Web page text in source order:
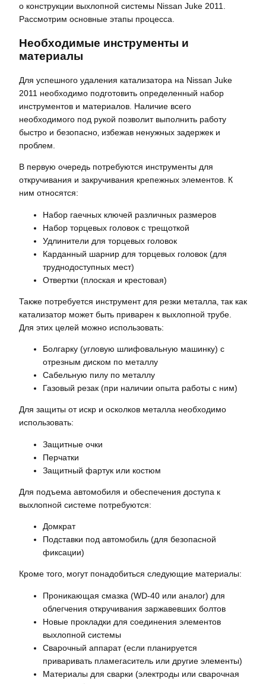
о конструкции выхлопной системы Nissan Juke 2011.
Рассмотрим основные этапы процесса.
Необходимые инструменты и
материалы
Для успешного удаления катализатора на Nissan Juke
2011 необходимо подготовить определенный набор
инструментов и материалов. Наличие всего
необходимого под рукой позволит выполнить работу
быстро и безопасно‚ избежав ненужных задержек и
проблем.
В первую очередь потребуются инструменты для
откручивания и закручивания крепежных элементов. К
ним относятся:
Набор гаечных ключей различных размеров
Набор торцевых головок с трещоткой
Удлинители для торцевых головок
Карданный шарнир для торцевых головок (для
труднодоступных мест)
Отвертки (плоская и крестовая)
Также потребуется инструмент для резки металла‚ так как
катализатор может быть приварен к выхлопной трубе.
Для этих целей можно использовать:
Болгарку (угловую шлифовальную машинку) с
отрезным диском по металлу
Сабельную пилу по металлу
Газовый резак (при наличии опыта работы с ним)
Для защиты от искр и осколков металла необходимо
использовать:
Защитные очки
Перчатки
Защитный фартук или костюм
Для подъема автомобиля и обеспечения доступа к
выхлопной системе потребуются:
Домкрат
Подставки под автомобиль (для безопасной
фиксации)
Кроме того‚ могут понадобиться следующие материалы:
Проникающая смазка (WD-40 или аналог) для
облегчения откручивания заржавевших болтов
Новые прокладки для соединения элементов
выхлопной системы
Сварочный аппарат (если планируется
приваривать пламегаситель или другие элементы)
Материалы для сварки (электроды или сварочная